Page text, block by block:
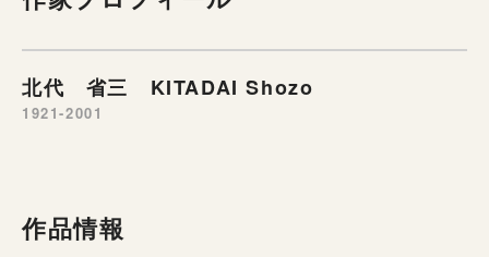
北代 省三 KITADAI Shozo
1921-2001
作品情報